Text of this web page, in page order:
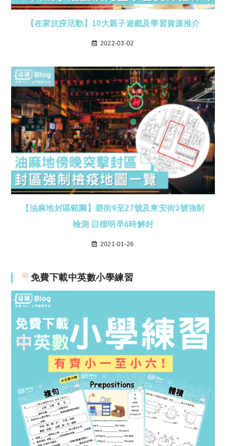
【在家抗疫活動】10大親子遊戲及學習資源推介
2022-03-02
【油麻地封區範圍】碧街9至27號及東安街3號強制
檢測 目標明早6時解封
2021-01-26
免費下載中英數小學練習